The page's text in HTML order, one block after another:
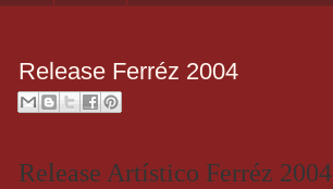
Release Ferréz 2004
Release Artístico Ferréz 2004